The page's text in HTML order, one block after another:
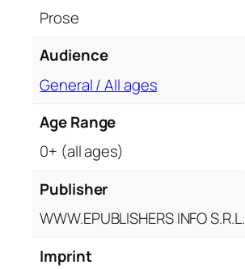
z
c
Prose
Audience
General / All ages
Age Range
0+ (all ages)
Publisher
WWW.EPUBLISHERS INFO S.R.L.
Imprint